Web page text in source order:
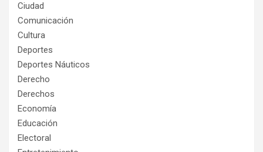
Ciudad
Comunicación
Cultura
Deportes
Deportes Náuticos
Derecho
Derechos
Economía
Educación
Electoral